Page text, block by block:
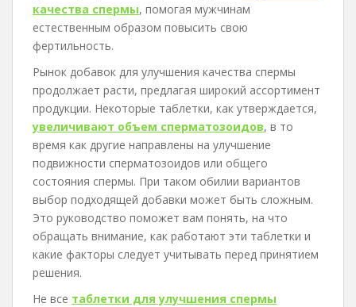
качества спермы, помогая мужчинам
естественным образом повысить свою
фертильность.
Рынок добавок для улучшения качества спермы
продолжает расти, предлагая широкий ассортимент
продукции. Некоторые таблетки, как утверждается,
увеличивают объем сперматозоидов, в то
время как другие направлены на улучшение
подвижности сперматозоидов или общего
состояния спермы. При таком обилии вариантов
выбор подходящей добавки может быть сложным.
Это руководство поможет вам понять, на что
обращать внимание, как работают эти таблетки и
какие факторы следует учитывать перед принятием
решения.
Не все таблетки для улучшения спермы